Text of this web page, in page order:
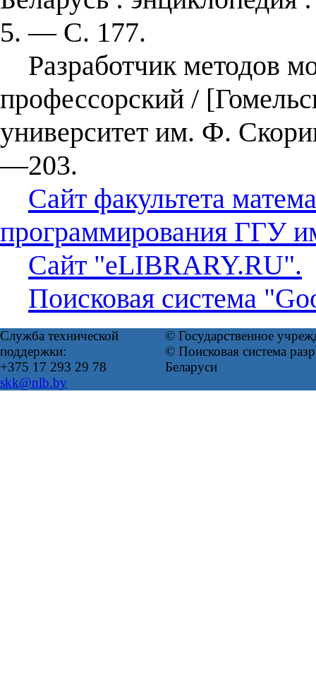
5. — С. 177.
Разработчик методов
профессорский /
университет им. Ф.
—203.
Сайт факультета
программирования ГГУ
Сайт "eLIBRARY.RU".
Поисковая система
Служба технической
поддержки:
+375 17 293 29 78
skk@nlb.by
© Государственное
© Поисковая система
Беларуси